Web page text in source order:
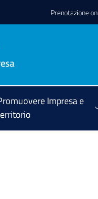
Prenotazione
Impresa e